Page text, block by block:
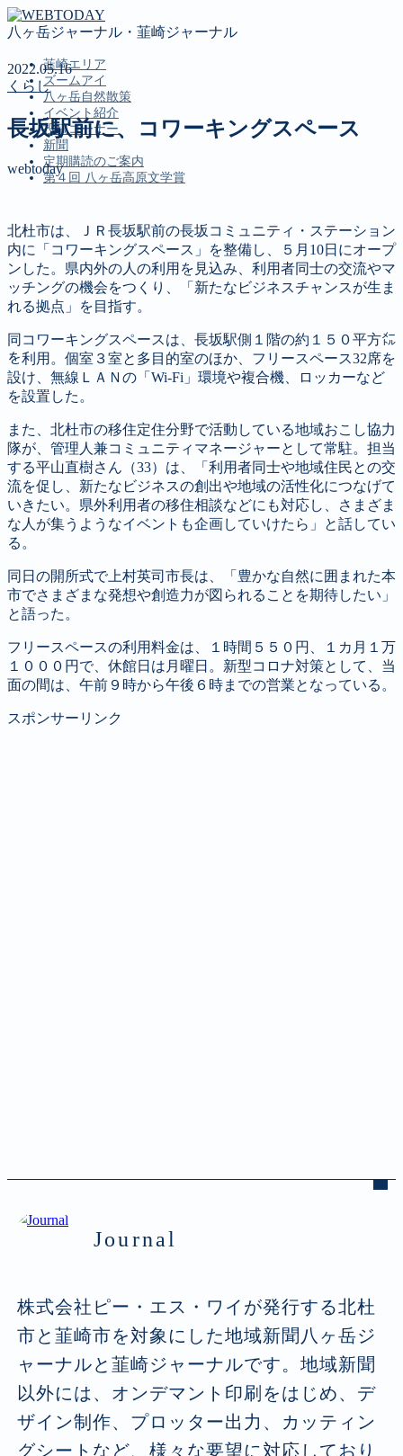
八ヶ岳ジャーナル・韮崎ジャーナル
韮崎エリア
ズームアイ
八ヶ岳自然散策
イベント紹介
投稿コーナー
新聞
定期購読のご案内
第４回 八ヶ岳高原文学賞
MENU
韮崎エリア
ズームアイ
八ヶ岳自然散策
イベント紹介
投稿コーナー
新聞
定期購読のご案内
第４回 八ヶ岳高原文学賞
2022.05.16
くらし
長坂駅前に、コワーキングスペース
webtoday
北杜市は、ＪＲ長坂駅前の長坂コミュニティ・ステーション
内に「コワーキングスペース」を整備し、５月10日にオープ
ンした。県内外の人の利用を見込み、利用者同士の交流やマ
ッチングの機会をつくり、「新たなビジネスチャンスが生ま
れる拠点」を目指す。
同コワーキングスペースは、長坂駅側１階の約１５０平方㍍
を利用。個室３室と多目的室のほか、フリースペース32席を
設け、無線ＬＡＮの「Wi-Fi」環境や複合機、ロッカーなど
を設置した。
また、北杜市の移住定住分野で活動している地域おこし協力
隊が、管理人兼コミュニティマネージャーとして常駐。担当
する平山直樹さん（33）は、「利用者同士や地域住民との交
流を促し、新たなビジネスの創出や地域の活性化につなげて
いきたい。県外利用者の移住相談などにも対応し、さまざま
な人が集うようなイベントも企画していけたら」と話してい
る。
同日の開所式で上村英司市長は、「豊かな自然に囲まれた本
市でさまざまな発想や創造力が図られることを期待したい」
と語った。
フリースペースの利用料金は、１時間５５０円、１カ月１万
１０００円で、休館日は月曜日。新型コロナ対策として、当
面の間は、午前９時から午後６時までの営業となっている。
スポンサーリンク
Journal
株式会社ピー・エス・ワイが発行する北杜
市と韮崎市を対象にした地域新聞八ヶ岳ジ
ャーナルと韮崎ジャーナルです。地域新聞
以外には、オンデマント印刷をはじめ、デ
ザイン制作、プロッター出力、カッティン
グシートなど、様々な要望に対応しており